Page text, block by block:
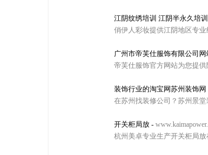
江阴纹绣培训 江阴半永久培
俏伊人彩妆提供江阴地区专
广州市帝芙仕服饰有限公司网
帝芙仕服饰官方网站为您提
装饰行业的淘宝网苏州装饰网
在苏州找装修公司？苏州景
开关柜局放 -
杭州美卓专业生产开关柜局